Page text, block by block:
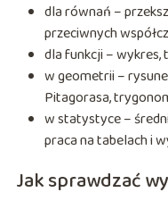
dla równań –
przeciwnych
dla funkcji – wykres,
w geometrii –
Pitagorasa,
w statystyce –
praca na tabelach i
Jak sprawdzać